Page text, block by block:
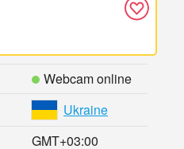
Webcam online
Ukraine
GMT+03:00